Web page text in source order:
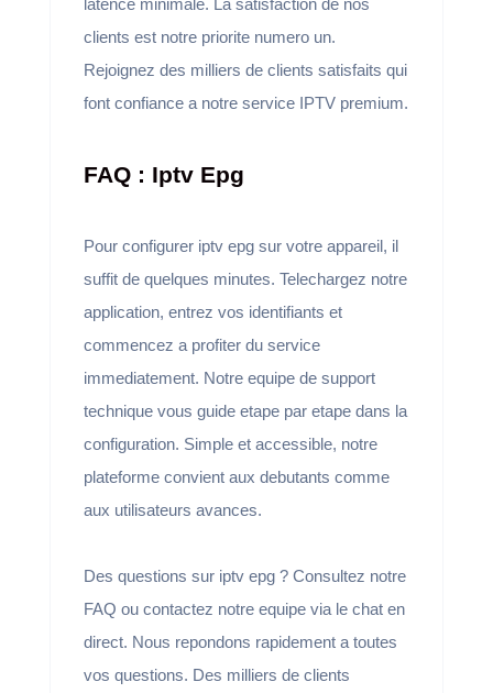
latence minimale. La satisfaction de nos
clients est notre priorite numero un.
Rejoignez des milliers de clients satisfaits qui
font confiance a notre service IPTV premium.
FAQ : Iptv Epg
Pour configurer iptv epg sur votre appareil, il
suffit de quelques minutes. Telechargez notre
application, entrez vos identifiants et
commencez a profiter du service
immediatement. Notre equipe de support
technique vous guide etape par etape dans la
configuration. Simple et accessible, notre
plateforme convient aux debutants comme
aux utilisateurs avances.
Des questions sur iptv epg ? Consultez notre
FAQ ou contactez notre equipe via le chat en
direct. Nous repondons rapidement a toutes
vos questions. Des milliers de clients